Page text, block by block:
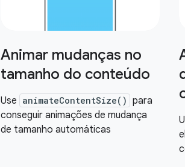
Animar mudanças no
tamanho do conteúdo
Use animateContentSize() para
conseguir animações de mudança
de tamanho automáticas